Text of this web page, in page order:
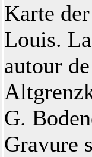
Karte
Louis.
autour
G.
Gravure